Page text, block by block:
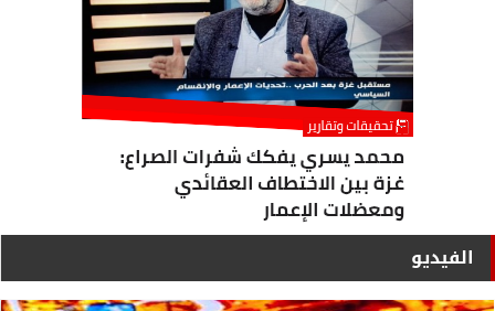
الفيديو